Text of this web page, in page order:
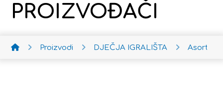
PROIZVOĐAČI
Proizvodi DJEČJA IGRALIŠTA